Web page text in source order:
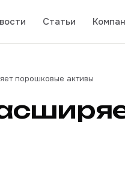
Статьи
порошковые активы